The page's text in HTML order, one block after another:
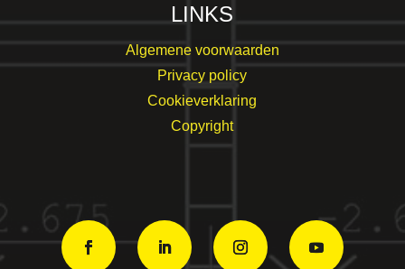
LINKS
Algemene voorwaarden
Privacy policy
Cookieverklaring
Copyright